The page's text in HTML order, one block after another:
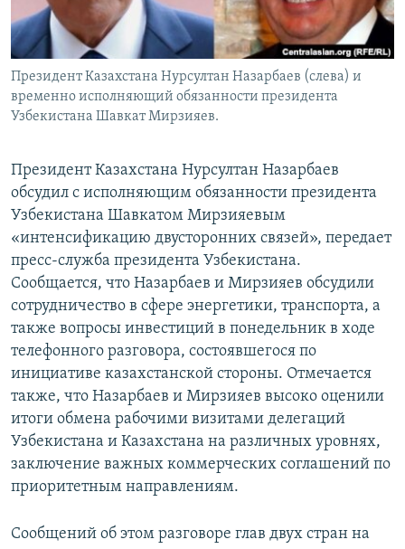
Президент Казахстана Нурсултан Назарбаев (слева) и
временно исполняющий обязанности президента
Узбекистана Шавкат Мирзияев.
Президент Казахстана Нурсултан Назарбаев
обсудил с исполняющим обязанности президента
Узбекистана Шавкатом Мирзияевым
«интенсификацию двусторонних связей», передает
пресс-служба президента Узбекистана.
Сообщается, что Назарбаев и Мирзияев обсудили
сотрудничество в сфере энергетики, транспорта, а
также вопросы инвестиций в понедельник в ходе
телефонного разговора, состоявшегося по
инициативе казахстанской стороны. Отмечается
также, что Назарбаев и Мирзияев высоко оценили
итоги обмена рабочими визитами делегаций
Узбекистана и Казахстана на различных уровнях,
заключение важных коммерческих соглашений по
приоритетным направлениям.
Сообщений об этом разговоре глав двух стран на